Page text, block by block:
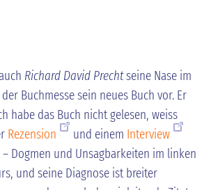
Richard David Prechtseine Nase im
Buchmesse sein neues Buch vor. Er
habe das Buch nicht gelesen, weiss
Rezension und einem Interview
Dogmen und Unsagbarkeiten im linken
und seine Diagnose ist breiter